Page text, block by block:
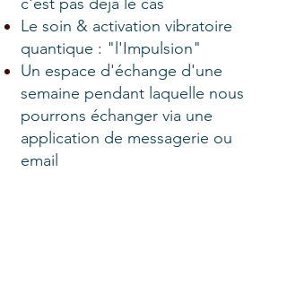
Le soin & activation vibratoire
quantique : "l'Impulsion"
Un espace d'échange d'une
semaine pendant laquelle nous
pourrons échanger via une
application de messagerie ou
email